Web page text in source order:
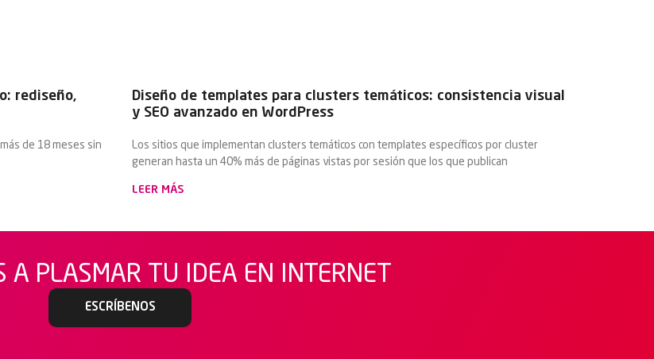
rediseño,
de 18 meses sin
Diseño de templates para clusters temáticos: consistencia visual
y SEO avanzado en WordPress
Los sitios que implementan clusters temáticos con templates específicos por cluster
generan hasta un 40% más de páginas vistas por sesión que los que publican
LEER MÁS
A PLASMAR TU IDEA EN INTERNET
ESCRÍBENOS